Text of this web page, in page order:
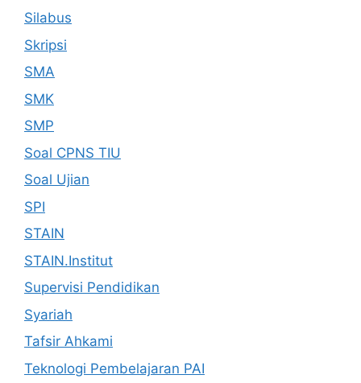
Silabus
Skripsi
SMA
SMK
SMP
Soal CPNS TIU
Soal Ujian
SPI
STAIN
STAIN.Institut
Supervisi Pendidikan
Syariah
Tafsir Ahkami
Teknologi Pembelajaran PAI